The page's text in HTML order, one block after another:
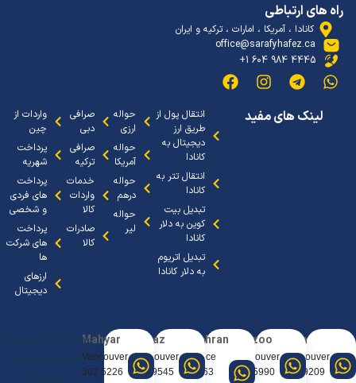
های ارتباطی
کانادا ، آمریکا ، امارات ، ترکیه و ایران
office@sarafyhafez.ca
4445 984 604 1+
لینک های مفید
انتقال پول از
طریق ارز
دیجیتال به
انتقال تتر به
کانادا
تبدیل بیت
کوین به دلار
تبدیل اتریوم
به دلار کانادا
حواله
ارزی
حواله
آمریکا
حواله
درهم
حواله
لیر
صرافی
دبی
صرافی
ترکیه
خدمات
واردات
کالا
صادرات
واردات از
چین
پرداخت
شهریه
پرداخت
های فردی
و شخصی
پرداخت
های شرکت
ارزهای
دیجیتال
9209 388
Arezoo
Vancouver
5990 667
Tehran
0963
Sanaz
Vancouver
9545 404
Mahyar
Vancouver
5226 302
Copyright © 2025 Hafez
Company. All Rights
Reserved